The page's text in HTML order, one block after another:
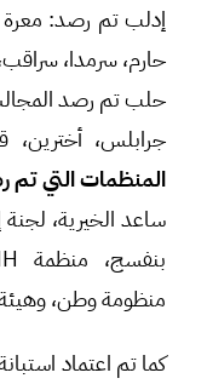
إدلب تم رصد: معرة
حارم، سرمدا،
حلب تم رصد المجالس
جرابلس، أخترين،
المنظمات التي تم
ساعد الخيرية،
منظومة وطن، وهيئة
كما تم اعتماد